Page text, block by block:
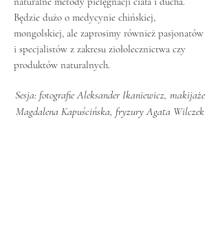
Będzie dużo o medycynie chińskiej,
mongolskiej, ale zaprosimy również pasjonatów
i specjalistów z zakresu ziołolecznictwa czy
produktów naturalnych.
Sesja: fotografie Aleksander Ikaniewicz, makijaże
Magdalena Kapuścińska, fryzury Agata Wilczek